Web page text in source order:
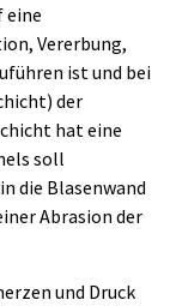
eine
Vererbung,
ist und bei
der
hat eine
soll
die Blasenwand
Abrasion der
und Druck